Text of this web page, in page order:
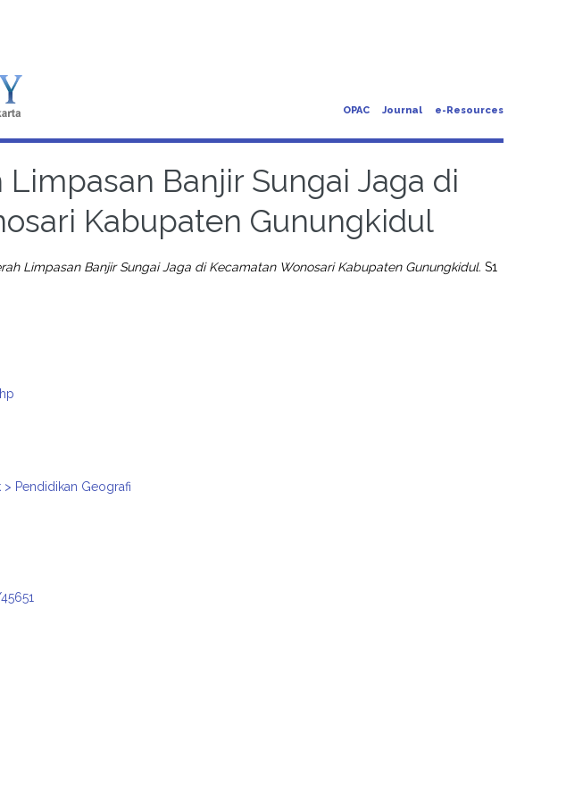
OPAC Journal e-Resources
Banjir Sungai Jaga di
Kabupaten Gunungkidul
Limpasan Banjir Sungai Jaga di Kecamatan Wonosari Kabupaten Gunungkidul. S1
Pendidikan Geografi